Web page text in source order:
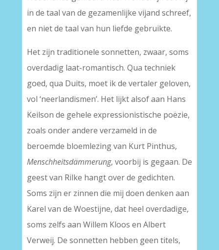
in de taal van de gezamenlijke vijand schreef,
en niet de taal van hun liefde gebruikte.
Het zijn traditionele sonnetten, zwaar, soms
overdadig laat-romantisch. Qua techniek
goed, qua Duits, moet ik de vertaler geloven,
vol ‘neerlandismen’. Het lijkt alsof aan Hans
Keilson de gehele expressionistische poëzie,
zoals onder andere verzameld in de
beroemde bloemlezing van Kurt Pinthus,
Menschheitsdämmerung, voorbij is gegaan. De
geest van Rilke hangt over de gedichten.
Soms zijn er zinnen die mij doen denken aan
Karel van de Woestijne, dat heel overdadige,
soms zelfs aan Willem Kloos en Albert
Verweij. De sonnetten hebben geen titels,